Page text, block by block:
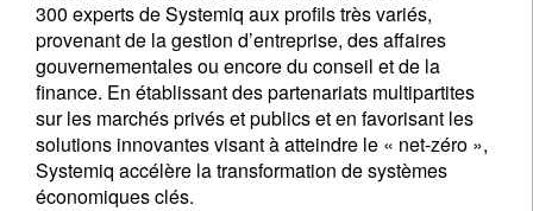
300 experts de Systemiq aux profils très variés,
provenant de la gestion d’entreprise, des affaires
gouvernementales ou encore du conseil et de la
finance. En établissant des partenariats multipartites
sur les marchés privés et publics et en favorisant les
solutions innovantes visant à atteindre le « net-zéro »,
Systemiq accélère la transformation de systèmes
économiques clés.